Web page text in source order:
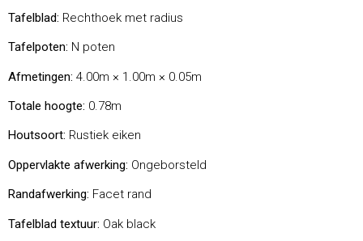
Tafelblad: Rechthoek met radius
Tafelpoten: N poten
Afmetingen: 4.00m × 1.00m × 0.05m
Totale hoogte: 0.78m
Houtsoort: Rustiek eiken
Oppervlakte afwerking: Ongeborsteld
Randafwerking: Facet rand
Tafelblad textuur: Oak black